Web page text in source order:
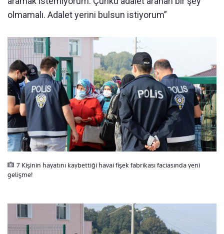
olmamalı. Adalet yerini bulsun istiyorum”
7 Kişinin hayatını kaybettiği havai fişek fabrikası faciasında yeni
gelişme!